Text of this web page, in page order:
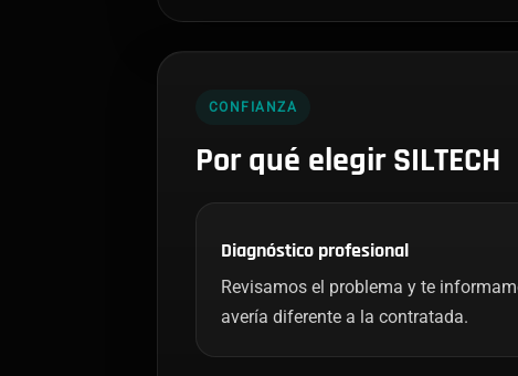
CONFIANZA
Por qué elegir SILTECH
Diagnóstico profesional
Revisamos el problema y te
avería diferente a la contratada.